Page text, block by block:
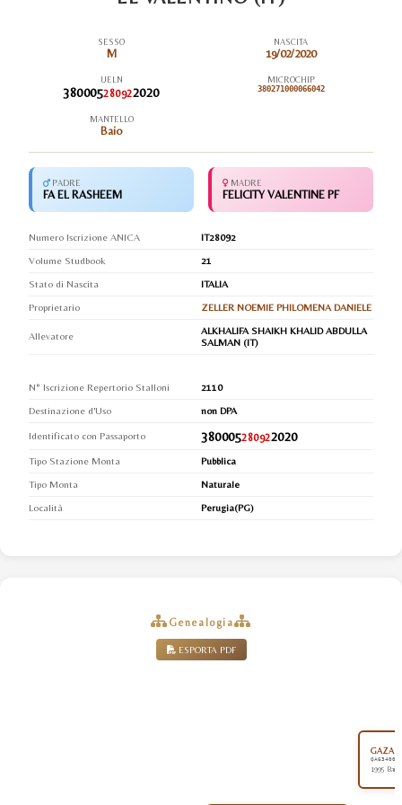
SESSO
M
NASCITA
19/02/2020
UELN
380005280922020
MICROCHIP
380271000066042
MANTELLO
Baio
PADRE
FA EL RASHEEM
MADRE
FELICITY VALENTINE PF
Numero Iscrizione ANICA
IT28092
Volume Studbook
21
Stato di Nascita
ITALIA
Proprietario
ZELLER NOEMIE PHILOMENA DANIELE
Allevatore
ALKHALIFA SHAIKH KHALID ABDULLA
SALMAN (IT)
N° Iscrizione Repertorio Stalloni
2110
Destinazione d'Uso
non DPA
Identificato con Passaporto 380005280922020
Tipo Stazione Monta
Pubblica
Tipo Monta
Naturale
Località
Perugia(PG)
Genealogia
ESPORTA PDF
GAZAL
1995 Baio